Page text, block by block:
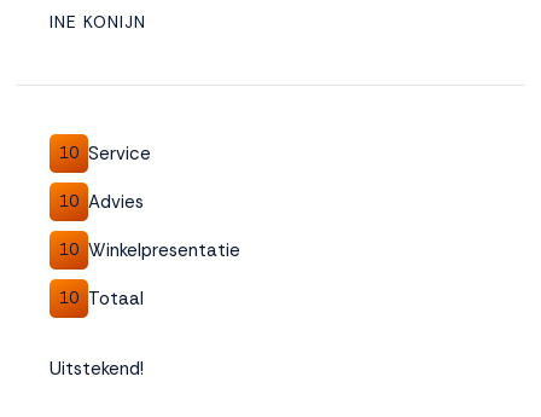
INE KONIJN
10 Service
10 Advies
10 Winkelpresentatie
10 Totaal
Uitstekend!